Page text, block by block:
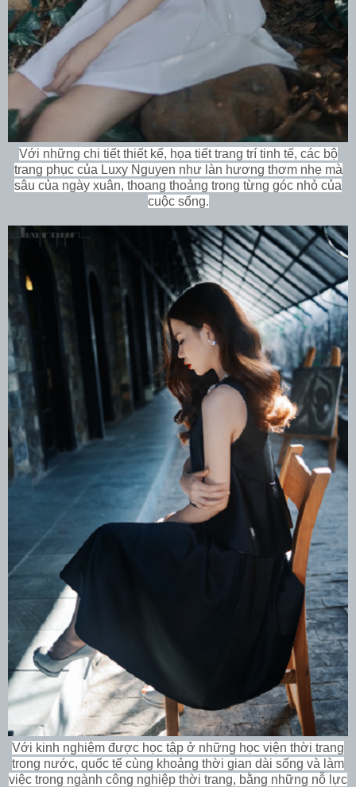
Với những chi tiết thiết kế, họa tiết trang trí tinh tế, các bộ
trang phục của Luxy Nguyen như làn hương thơm nhẹ mà
sâu của ngày xuân, thoang thoảng trong từng góc nhỏ của
cuộc sống.
Với kinh nghiệm được học tập ở những học viện thời trang
trong nước, quốc tế cùng khoảng thời gian dài sống và làm
việc trong ngành công nghiệp thời trang, bằng những nỗ lực